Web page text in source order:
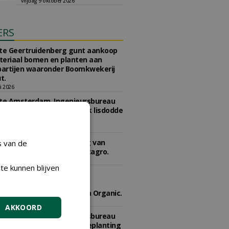
Geertruidenberg gunt aankoop
bomen en planten aan
waaronder Boomkwekerij
2026
Amsterdam, Ingenieursbureau
0290 concessie kweek lisdodde
Den Haag gunt levering van
en meststoffen aan Vitagro.
's-Hertogenbosch gunt
aan Den Ouden Organic.
Amsterdam, Ingenieursbureau
0201 Teeltcontract Beplanting
van de
kunnen blijven
AKKOORD